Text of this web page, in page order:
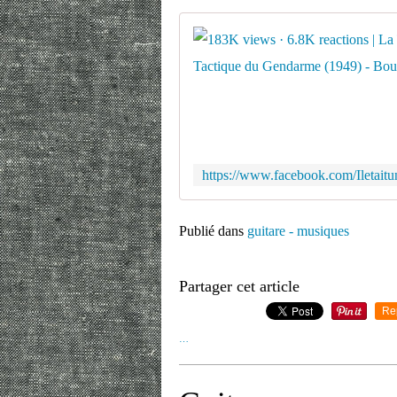
Publié dans guitare - musiques
Partager cet article